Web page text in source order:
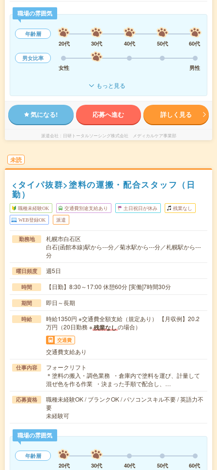
職場の雰囲気
年齢層
20代
30代 40代 50代
60代
男女比率
女性
男性
もっと見る
気になる! 応募へ進む 詳しく見る
派遣会社 日研トータルソーシング株式会社 メディカルケア事業部
未読
<タイパ抜群>塗料の運搬・配合スタッフ（日
勤）
職種未経験OK 交通費別途支給あり 土日祝日が休み 残業なし
WEB登録OK 派遣
勤務地
札幌市白石区
白石(函館本線)駅から---分／菊水駅から---分／札幌駅から---
分
曜日頻度 週5日
時間 【日勤】8:30～17:00 休憩60分 [実働]7時間30分
期間 即日～長期
時給
時給1350円 ※交通費全額支給（規定あり） 【月収例】20.2
万円（20日勤務 ※残業なしの場合）
交通費
交通費支給あり
仕事内容
フォークリフト
＊塗料の搬入・調色業務 ・倉庫内で塗料を運び、計量して
混ぜ色を作る作業 ・決まった手順で配合し、…
応募資格
職種未経験OK / ブランクOK / パソコンスキル不要 / 英語力不
要
未経験可
職場の雰囲気
年齢層
20代
30代 40代 50代
60代